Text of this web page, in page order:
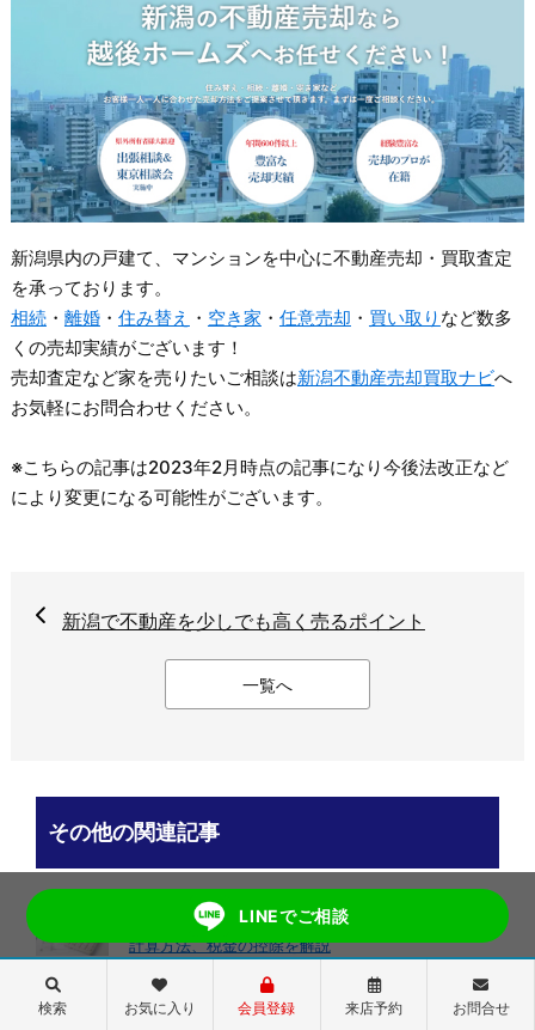
新潟県内の戸建て、マンションを中心に不動産売却・買取査定
を承っております。
相続・ 離婚・ 住み替え ・ 空き家 ・ 任意売却 ・ 買い取り など数多
くの売却実績がございます！
売却査定など家を売りたいご相談は新潟不動産売却買取ナビへ
お気軽にお問合わせください。
※こちらの記事は2023年2月時点の記事になり今後法改正など
により変更になる可能性がございます。
新潟で不動産を少しでも高く売るポイント
一覧へ
その他の関連記事
不動産売却時に必要な諸費用とは、手数料の相場や
計算方法、税金の控除を解説
不動産売却後の確定申告 手続きの流れや必要書類
LINEでご相談
検索 お気に入り 会員登録 来店予約 お問合せ